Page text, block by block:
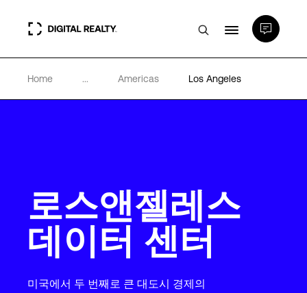
데이터 센터
전문성 및 리소스
Home ... Americas Los Angeles
로스앤젤레스
데이터 센터
미국에서 두 번째로 큰 대도시 경제의